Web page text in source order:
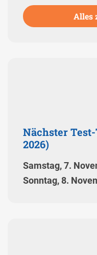
Alles
Nächster
2026)
Samstag, 7.
Sonntag, 8.